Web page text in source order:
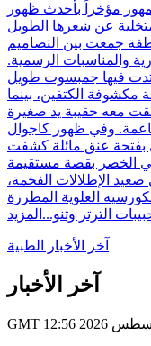
مؤخراً بأحدث ظهور
عن شعرها الطويل
جمعت بين التصاميم
والمناسبات الرسمية.
فيها جمبسوت طويل
مكشوفة الكتفين، بينما
معه حقيبة يد صغيرة
وفي ظهور كاجوال
بفتحة عنق مائلة كشفت
الخصر بقصة مستقيمة
الإطلالات الفخمة،
العلوية المطرزة
الترتر وتنو... المزيد
آخر الأخبار الطبية
آخر الأخبار